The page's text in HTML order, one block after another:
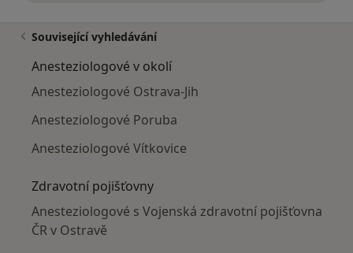
Související vyhledávání
Anesteziologové v okolí
Anesteziologové Ostrava-Jih
Anesteziologové Poruba
Anesteziologové Vítkovice
Zdravotní pojišťovny
Anesteziologové s Vojenská zdravotní pojišťovna
ČR v Ostravě